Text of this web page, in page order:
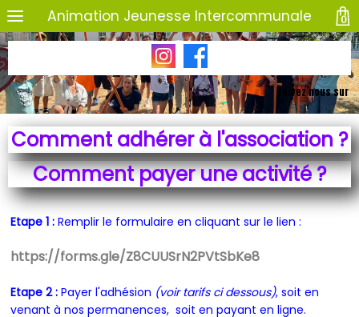
Animation Jeunesse Intercommunale
Suivez nous sur
Comment adhérer à l'association ?
Comment payer une activité ?
Etape 1 : Remplir le formulaire en cliquant sur le lien :
https://forms.gle/Z8CUUSrN2PVtSbKe8
Etape 2 : Payer l'adhésion (voir tarifs ci dessous), soit en
venant à nos permanences, soit en payant en ligne.
0